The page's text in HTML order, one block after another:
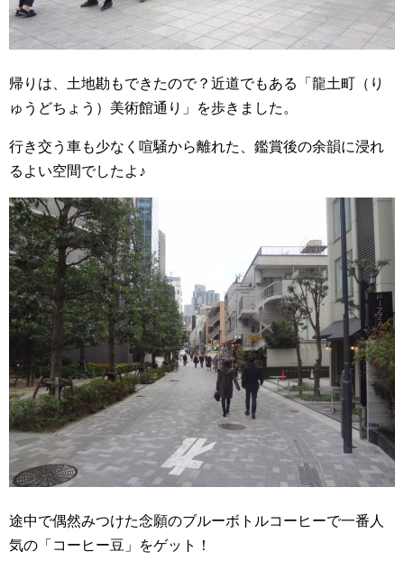
帰りは、土地勘もできたので？近道でもある「龍土町（り
ゅうどちょう）美術館通り」を歩きました。
行き交う車も少なく喧騒から離れた、鑑賞後の余韻に浸れ
るよい空間でしたよ♪
途中で偶然みつけた念願のブルーボトルコーヒーで一番人
気の「コーヒー豆」をゲット！